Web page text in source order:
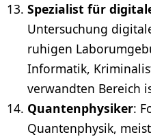
Spezialist für
Untersuchung
ruhigen
Informatik,
verwandten Bereich
Quantenphysiker:
Quantenphysik,